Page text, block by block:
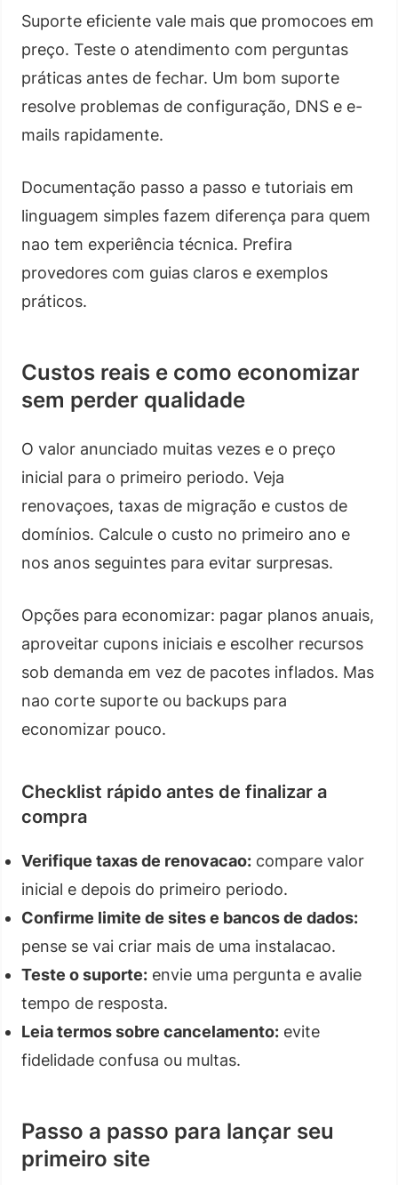
Suporte eficiente vale mais que promocoes em
preço. Teste o atendimento com perguntas
práticas antes de fechar. Um bom suporte
resolve problemas de configuração, DNS e e-
mails rapidamente.
Documentação passo a passo e tutoriais em
linguagem simples fazem diferença para quem
nao tem experiência técnica. Prefira
provedores com guias claros e exemplos
práticos.
Custos reais e como economizar
sem perder qualidade
O valor anunciado muitas vezes e o preço
inicial para o primeiro periodo. Veja
renovaçoes, taxas de migração e custos de
domínios. Calcule o custo no primeiro ano e
nos anos seguintes para evitar surpresas.
Opções para economizar: pagar planos anuais,
aproveitar cupons iniciais e escolher recursos
sob demanda em vez de pacotes inflados. Mas
nao corte suporte ou backups para
economizar pouco.
Checklist rápido antes de finalizar a
compra
Verifique taxas de renovacao: compare valor
inicial e depois do primeiro periodo.
Confirme limite de sites e bancos de dados:
pense se vai criar mais de uma instalacao.
Teste o suporte: envie uma pergunta e avalie
tempo de resposta.
Leia termos sobre cancelamento: evite
fidelidade confusa ou multas.
Passo a passo para lançar seu
primeiro site